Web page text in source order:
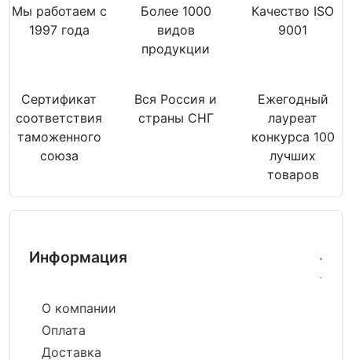
Мы работаем с
1997 года
Более 1000
видов
продукции
Качество ISO
9001
Сертификат
соответствия
таможенного
союза
Вся Россия и
страны СНГ
Ежегодный
лауреат
конкурса 100
лучших
товаров
Информация
О компании
Оплата
Доставка